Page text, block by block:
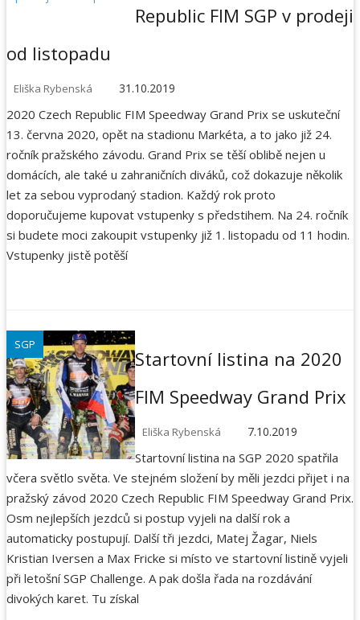
Republic FIM SGP v prodeji
od listopadu
Eliška Rybenská 31.10.2019
2020 Czech Republic FIM Speedway Grand Prix se uskuteční
13. června 2020, opět na stadionu Markéta, a to jako již 24.
ročník pražského závodu. Grand Prix se těší oblibě nejen u
domácích, ale také u zahraničních diváků, což dokazuje několik
let za sebou vyprodaný stadion. Každý rok proto
doporučujeme kupovat vstupenky s předstihem. Na 24. ročník
si budete moci zakoupit vstupenky již 1. listopadu od 11 hodin.
Vstupenky jistě potěší
SGP
Startovní listina na 2020
FIM Speedway Grand Prix
Eliška Rybenská 7.10.2019
Startovní listina na SGP 2020 spatřila
včera světlo světa. Ve stejném složení by měli jezdci přijet i na
pražský závod 2020 Czech Republic FIM Speedway Grand Prix.
Osm nejlepších jezdců si postup vyjeli na další rok a
automaticky postupují. Další tři jezdci, Matej Žagar, Niels
Kristian Iversen a Max Fricke si místo ve startovní listině vyjeli
při letošní SGP Challenge. A pak došla řada na rozdávání
divokých karet. Tu získal